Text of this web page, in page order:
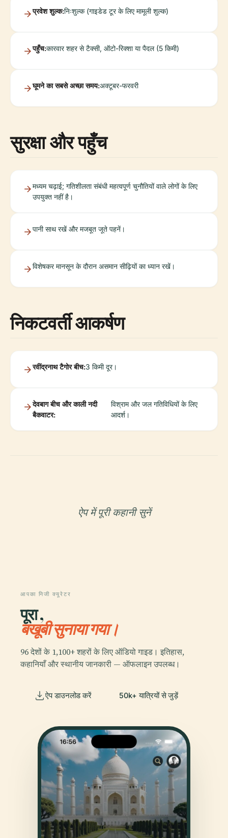
प्रवेश शुल्क:निःशुल्क (गाइडेड टूर के लिए मामूली शुल्क)
पहुँच:कारवार शहर से टैक्सी, ऑटो-रिक्शा या पैदल (5 किमी)
घूमने का सबसे अच्छा समय:अक्टूबर-फरवरी
सुरक्षा और पहुँच
मध्यम चढ़ाई; गतिशीलता संबंधी महत्वपूर्ण चुनौतियों वाले लोगों के लिए
उपयुक्त नहीं है।
पानी साथ रखें और मजबूत जूते पहनें।
विशेषकर मानसून के दौरान असमान सीढ़ियों का ध्यान रखें।
निकटवर्ती आकर्षण
रवींद्रनाथ टैगोर बीच:3 किमी दूर।
देवबाग बीच और काली नदी
बैकवाटर:
विश्राम और जल गतिविधियों के लिए
आदर्श।
ऐप में पूरी कहानी सुनें
आपका निजी क्यूरेटर
पूरा ,
बखूबी सुनाया गया।
96 देशों के 1,100+ शहरों के लिए ऑडियो गाइड। इतिहास,
कहानियाँ और स्थानीय जानकारी — ऑफलाइन उपलब्ध।
ऐप डाउनलोड करें 50k+ यात्रियों से जुड़ें